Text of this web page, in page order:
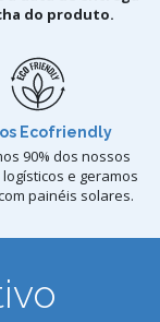
do produto.
Ecofriendly
90% dos nossos
e geramos
painéis solares.